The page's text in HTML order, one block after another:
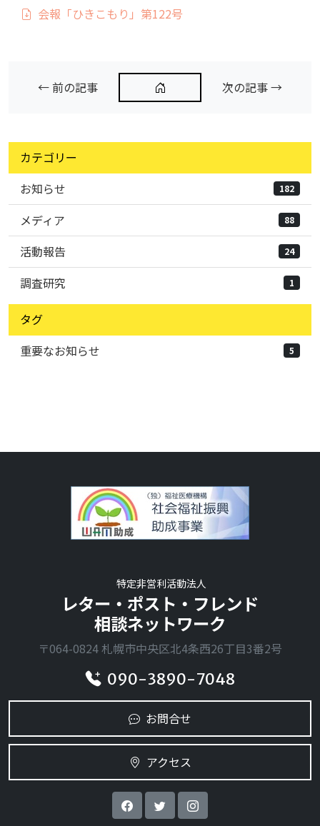
会報「ひきこもり」第122号
← 前の記事 次の記事 →
カテゴリー
お知らせ
182
メディア 88
活動報告 24
調査研究 1
タグ
重要なお知らせ
5
特定非営利活動法人
レター・ポスト・フレンド
相談ネットワーク
〒064-0824 札幌市中央区北4条西26丁目3番2号
090-3890-7048
お問合せ
アクセス